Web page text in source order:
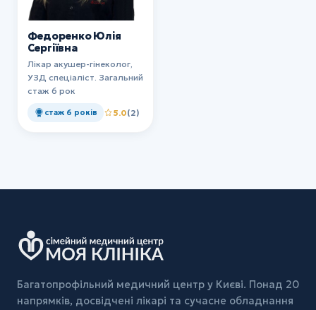
Федоренко Юлія
Сергіївна
Лікар акушер-гінеколог,
УЗД спеціаліст. Загальний
стаж 6 рок
стаж 6 років 5.0(2)
Багатопрофільний медичний центр у Києві. Понад 20
напрямків, досвідчені лікарі та сучасне обладнання